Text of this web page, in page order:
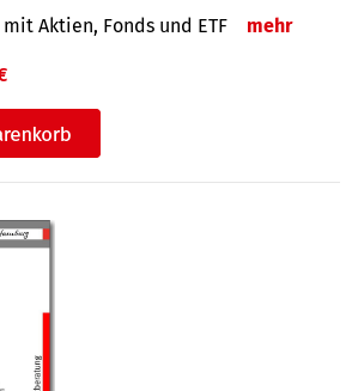
Aktien, Fonds und ETF mehr